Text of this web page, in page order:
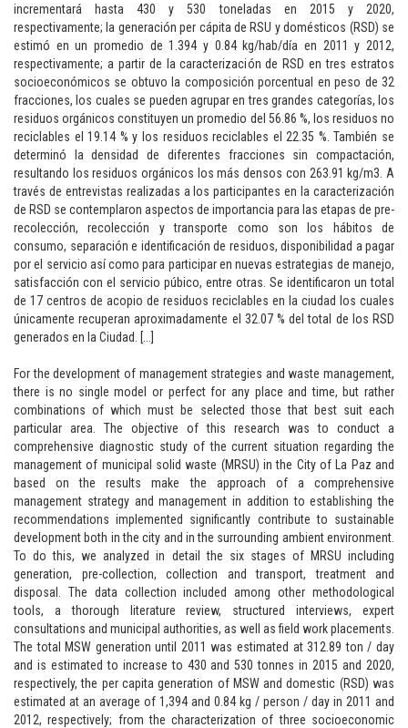
incrementará hasta 430 y 530 toneladas en 2015 y 2020,
respectivamente; la generación per cápita de RSU y domésticos (RSD) se
estimó en un promedio de 1.394 y 0.84 kg/hab/día en 2011 y 2012,
respectivamente; a partir de la caracterización de RSD en tres estratos
socioeconómicos se obtuvo la composición porcentual en peso de 32
fracciones, los cuales se pueden agrupar en tres grandes categorías, los
residuos orgánicos constituyen un promedio del 56.86 %, los residuos no
reciclables el 19.14 % y los residuos reciclables el 22.35 %. También se
determinó la densidad de diferentes fracciones sin compactación,
resultando los residuos orgánicos los más densos con 263.91 kg/m3. A
través de entrevistas realizadas a los participantes en la caracterización
de RSD se contemplaron aspectos de importancia para las etapas de pre-
recolección, recolección y transporte como son los hábitos de
consumo, separación e identificación de residuos, disponibilidad a pagar
por el servicio así como para participar en nuevas estrategias de manejo,
satisfacción con el servicio púbico, entre otras. Se identificaron un total
de 17 centros de acopio de residuos reciclables en la ciudad los cuales
únicamente recuperan aproximadamente el 32.07 % del total de los RSD
generados en la Ciudad. [...]
For the development of management strategies and waste management,
there is no single model or perfect for any place and time, but rather
combinations of which must be selected those that best suit each
particular area. The objective of this research was to conduct a
comprehensive diagnostic study of the current situation regarding the
management of municipal solid waste (MRSU) in the City of La Paz and
based on the results make the approach of a comprehensive
management strategy and management in addition to establishing the
recommendations implemented significantly contribute to sustainable
development both in the city and in the surrounding ambient environment.
To do this, we analyzed in detail the six stages of MRSU including
generation, pre-collection, collection and transport, treatment and
disposal. The data collection included among other methodological
tools, a thorough literature review, structured interviews, expert
consultations and municipal authorities, as well as field work placements.
The total MSW generation until 2011 was estimated at 312.89 ton / day
and is estimated to increase to 430 and 530 tonnes in 2015 and 2020,
respectively, the per capita generation of MSW and domestic (RSD) was
estimated at an average of 1,394 and 0.84 kg / person / day in 2011 and
2012, respectively; from the characterization of three socioeconomic